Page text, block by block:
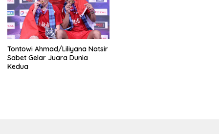
Tontowi Ahmad/Liliyana Natsir
Sabet Gelar Juara Dunia
Kedua